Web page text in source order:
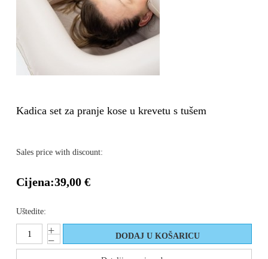
Kadica set za pranje kose u krevetu s tušem
Sales price with discount:
Cijena:39,00 €
Uštedite: